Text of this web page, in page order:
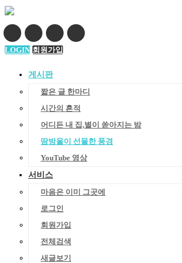
LOGIN 회원가입
게시판
짧은 글 한마디
시간의 흔적
어디든 내 집,별이 쏟아지는 밤
땀방울이 선물한 풍경
YouTube 영상
서비스
마음은 이미 그곳에
로그인
회원가입
전체검색
새글보기